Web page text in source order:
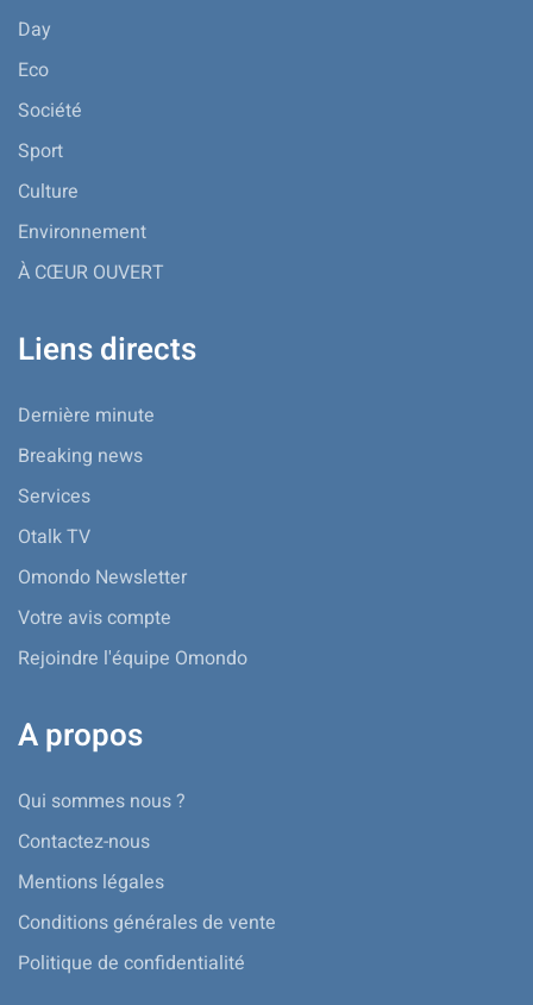
Day
Eco
Société
Sport
Culture
Environnement
À CŒUR OUVERT
Liens directs
Dernière minute
Breaking news
Services
Otalk TV
Omondo Newsletter
Votre avis compte
Rejoindre l'équipe Omondo
A propos
Qui sommes nous ?
Contactez-nous
Mentions légales
Conditions générales de vente
Politique de confidentialité